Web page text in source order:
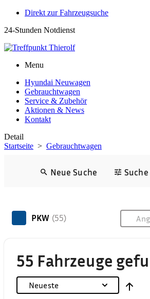
Direkt zur Fahrzeugsuche
24-Stunden Notdienst
Menu
Hyundai Neuwagen
Gebrauchtwagen
Service & Zubehör
Aktionen & News
Kontakt
Detail
Startseite > Gebrauchtwagen
Neue Suche
PKW (55)
55 Fahrzeuge
Neueste